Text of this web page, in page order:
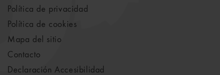
Política de privacidad
Política de cookies
Mapa del sitio
Contacto
Declaración Accesibilidad